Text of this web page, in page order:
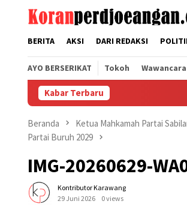
BERITA AKSI DARI REDAKSI
AYO BERSERIKAT Tokoh Wawancara
Kabar Terbaru
Beranda
Ketua Mahkamah Partai
Partai Buruh 2029
IMG-20260629-
Kontributor Karawang
29 Juni 2026
0 views